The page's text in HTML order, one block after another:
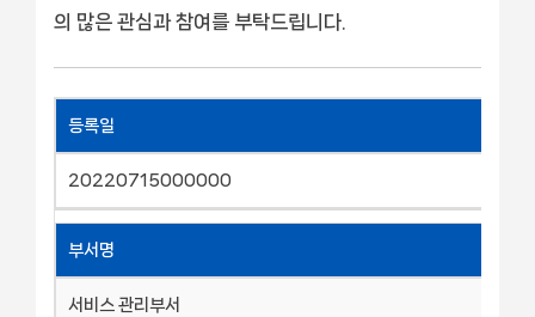
의 많은 관심과 참여를 부탁드립니다.
등록일
20220715000000
부서명
서비스 관리부서